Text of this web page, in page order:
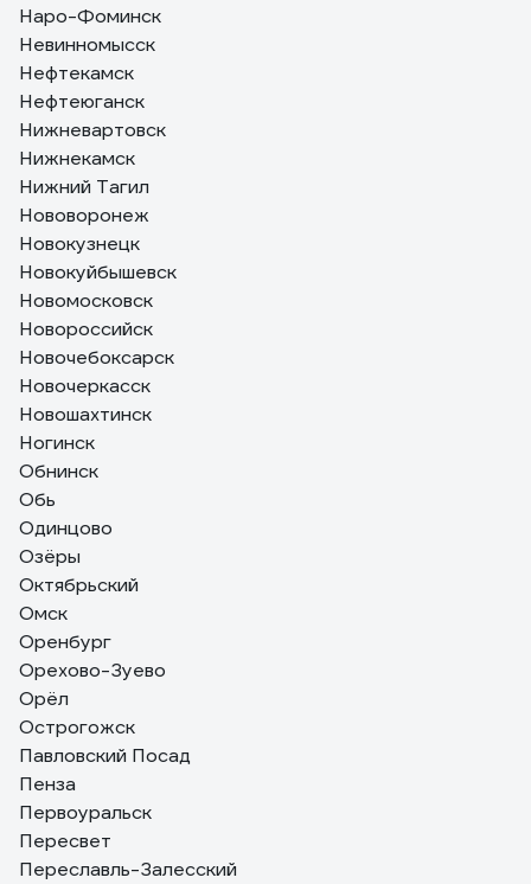
Наро-Фоминск
Невинномысск
Нефтекамск
Нефтеюганск
Нижневартовск
Нижнекамск
Нижний Тагил
Нововоронеж
Новокузнецк
Новокуйбышевск
Новомосковск
Новороссийск
Новочебоксарск
Новочеркасск
Новошахтинск
Ногинск
Обнинск
Обь
Одинцово
Озёры
Октябрьский
Омск
Оренбург
Орехово-Зуево
Орёл
Острогожск
Павловский Посад
Пенза
Первоуральск
Пересвет
Переславль-Залесский